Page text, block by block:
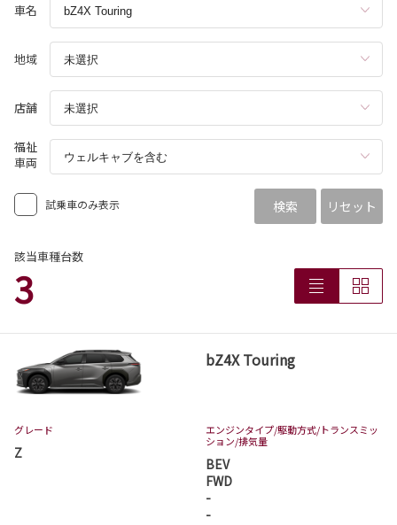
車名
地域
店舗
福祉
車両
試乗車のみ表示 検索 リセット
該当車種台数
3
bZ4X Touring
グレード
Z
エンジンタイプ/駆動方式/トランスミッ
ション/排気量
BEV
FWD
-
-